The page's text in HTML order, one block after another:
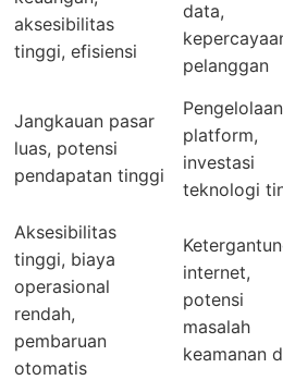
aksesibilitas
tinggi, efisiensi
data,
pelanggan
Jangkauan pasar
luas, potensi
pendapatan tinggi
Pengelolaan
platform,
investasi
teknologi
Aksesibilitas
tinggi, biaya
operasional
rendah,
pembaruan
otomatis
internet,
potensi
masalah
keamanan